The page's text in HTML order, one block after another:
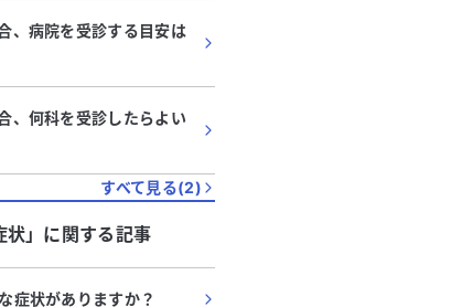
、病院を受診する目安は
、何科を受診したらよい
すべて見る(2)
状」に関する記事
症状がありますか？